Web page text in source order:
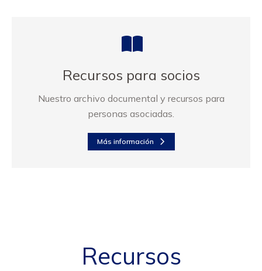
Recursos para socios
Nuestro archivo documental y recursos para
personas asociadas.
Más información
Recursos